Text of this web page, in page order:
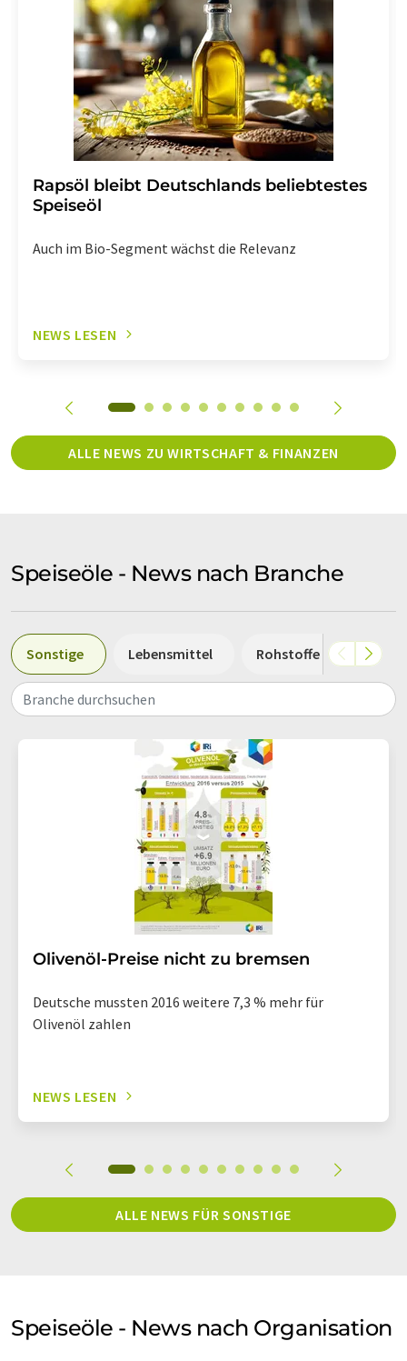
Rapsöl bleibt Deutschlands beliebtestes
Speiseöl
Auch im Bio-Segment wächst die Relevanz
NEWS LESEN
ALLE NEWS ZU WIRTSCHAFT & FINANZEN
Speiseöle - News nach Branche
Sonstige Lebensmittel Rohstoffe und Zutaten
Branche durchsuchen
Olivenöl-Preise nicht zu bremsen
Deutsche mussten 2016 weitere 7,3 % mehr für
Olivenöl zahlen
NEWS LESEN
ALLE NEWS FÜR SONSTIGE
Speiseöle - News nach Organisation